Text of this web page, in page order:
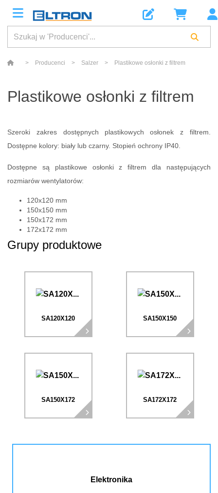
> Producenci > Salzer > Plastikowe osłonki z filtrem
Plastikowe osłonki z filtrem
Szeroki zakres dostępnych plastikowych osłonek z filtrem.
Dostępne kolory: biały lub czarny. Stopień ochrony IP40.
Dostępne są plastikowe osłonki z filtrem dla następujących
rozmiarów wentylatorów:
120x120 mm
150x150 mm
150x172 mm
172x172 mm
Grupy produktowe
SA120X120 SA150X150
SA150X172 SA172X172
Elektronika